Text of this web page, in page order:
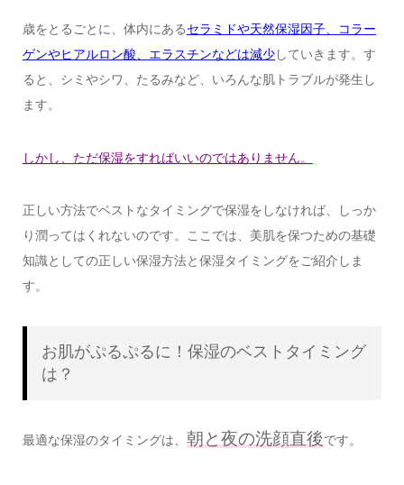
歳をとるごとに、体内にあるセラミドや天然保湿因子、コラー
ゲンやヒアルロン酸、エラスチンなどは減少していきます。す
ると、シミやシワ、たるみなど、いろんな肌トラブルが発生し
ます。
しかし、ただ保湿をすればいいのではありません。
正しい方法でベストなタイミングで保湿をしなければ、しっか
り潤ってはくれないのです。ここでは、美肌を保つための基礎
知識としての正しい保湿方法と保湿タイミングをご紹介しま
す。
お肌がぷるぷるに！保湿のベストタイミング
は？
最適な保湿のタイミングは、 朝と夜の洗顔直後です。